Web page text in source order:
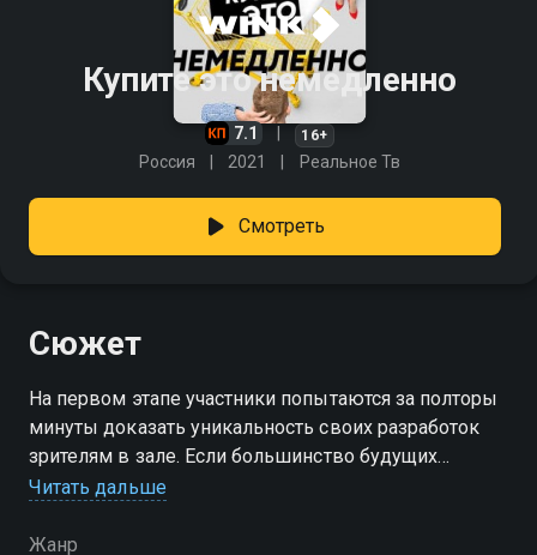
Купите это немедленно
7.1 16+
Россия 2021 Реальное Тв
Смотреть
Сюжет
На первом этапе участники попытаются за полторы
минуты доказать уникальность своих разработок
зрителям в зале. Если большинство будущих
потребителей проголосуют за новый проект,
инвестиций.
Читать дальше
Жанр